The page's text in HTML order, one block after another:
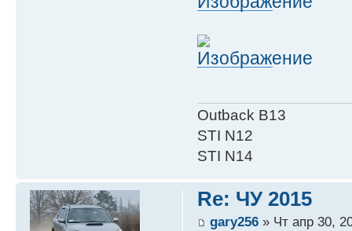
Outback B13
STI N12
STI N14
Re: ЧУ 2015
gary256» Чт апр 30,